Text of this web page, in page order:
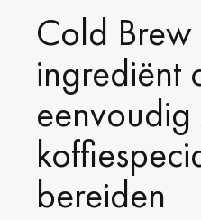
Cold
ingrediënt
bereiden